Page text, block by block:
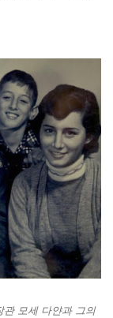
관 모세 다얀과 그의